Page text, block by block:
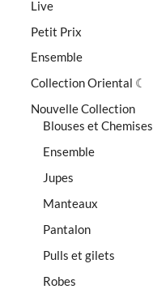
Live
Petit Prix
Ensemble
Collection Oriental ☾
Nouvelle Collection
Blouses et Chemises
Ensemble
Jupes
Manteaux
Pantalon
Pulls et gilets
Robes